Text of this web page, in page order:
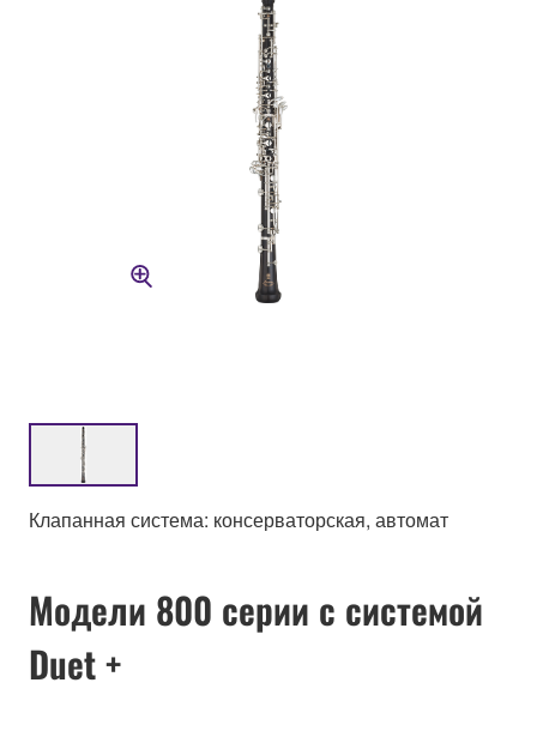
Клапанная система: консерваторская, автомат
Модели 800 серии с системой
Duet +